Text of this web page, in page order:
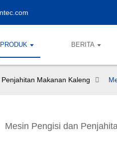
PRODUK BERITA
Makanan Kaleng
Mesin Pengisi dan